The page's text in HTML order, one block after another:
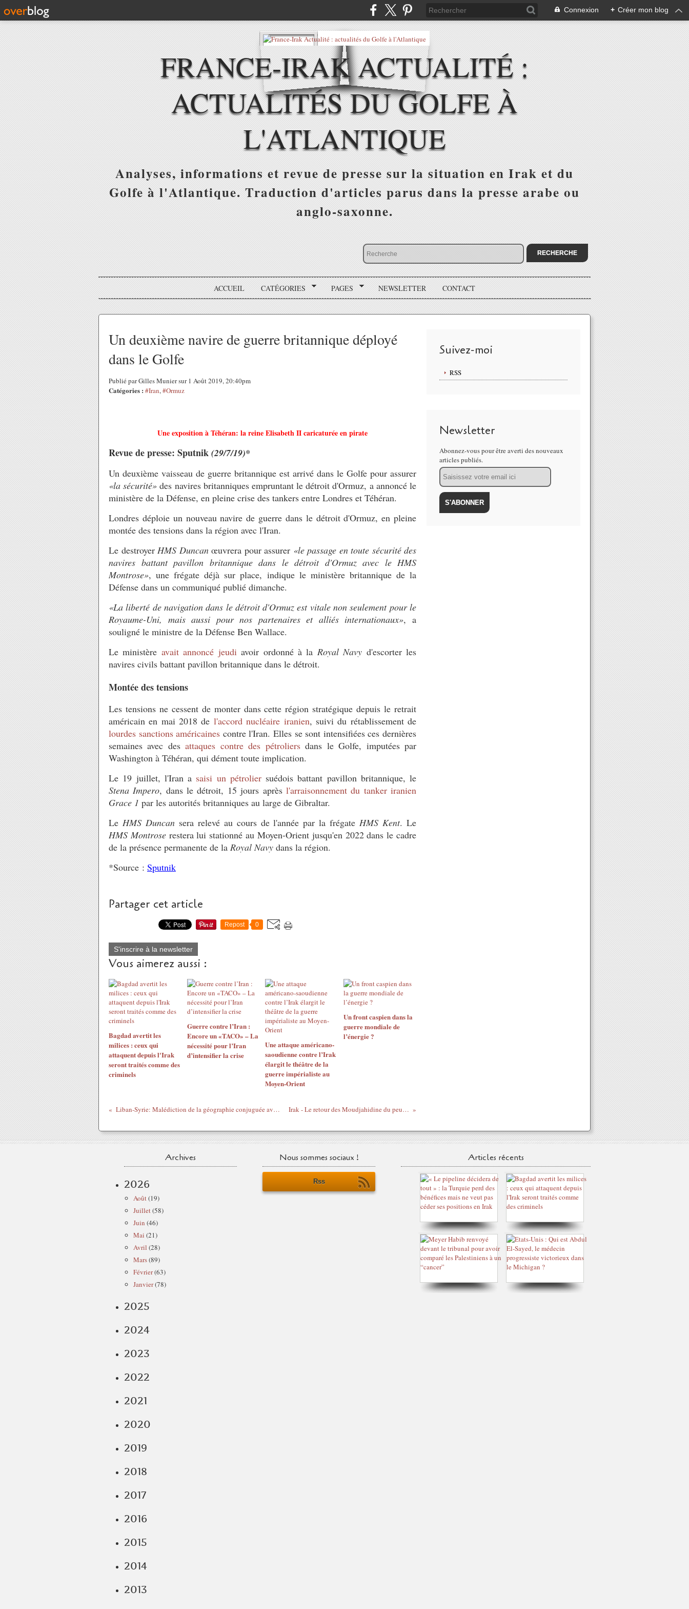
Connexion + Créer mon blog
FRANCE-IRAK ACTUALITÉ :
ACTUALITÉS DU GOLFE À
L'ATLANTIQUE
Analyses, informations et revue de presse sur la situation en Irak et du
Golfe à l'Atlantique. Traduction d'articles parus dans la presse arabe ou
anglo-saxonne.
ACCUEIL CATÉGORIES PAGES NEWSLETTER CONTACT
Un deuxième navire de guerre britannique déployé
dans le Golfe
Publié par Gilles Munier sur 1 Août 2019, 20:40pm
Catégories : #Iran,#Ormuz
Une exposition à Téhéran: la reine Elisabeth II caricaturée en pirate
Revue de presse: Sputnik (29/7/19)*
Un deuxième vaisseau de guerre britannique est arrivé dans le Golfe pour assurer
«la sécurité» des navires britanniques empruntant le détroit d'Ormuz, a annoncé le
ministère de la Défense, en pleine crise des tankers entre Londres et Téhéran.
Londres déploie un nouveau navire de guerre dans le détroit d'Ormuz, en pleine
montée des tensions dans la région avec l'Iran.
Le destroyer HMS Duncanœuvrera pour assurer «le passage en toute sécurité des
navires battant pavillon britannique dans le détroit d'Ormuz avec le HMS
Montrose», une frégate déjà sur place, indique le ministère britannique de la
Défense dans un communiqué publié dimanche.
«La liberté de navigation dans le détroit d'Ormuz est vitale non seulement pour le
Royaume-Uni, mais aussi pour nos partenaires et alliés internationaux», a
souligné le ministre de la Défense Ben Wallace.
Le ministère avait annoncé jeudiavoir ordonné à la Royal Navy d'escorter les
navires civils battant pavillon britannique dans le détroit.
Montée des tensions
Les tensions ne cessent de monter dans cette région stratégique depuis le retrait
américain en mai 2018 de l'accord nucléaire iranien, suivi du rétablissement de
lourdes sanctions américaines contre l'Iran. Elles se sont intensifiées ces dernières
semaines avec desattaques contre des pétroliersdans le Golfe, imputées par
Washington à Téhéran, qui dément toute implication.
Le 19 juillet, l'Iran a saisi un pétroliersuédois battant pavillon britannique, le
Stena Impero, dans le détroit, 15 jours après l'arraisonnement du tanker iranien
Grace 1 par les autorités britanniques au large de Gibraltar.
Le HMS Duncan sera relevé au cours de l'année par la frégateHMS Kent. Le
HMS Montroserestera lui stationné au Moyen-Orient jusqu'en 2022 dans le cadre
de la présence permanente de la Royal Navy dans la région.
*Source : Sputnik
Partager cet article
Repost 0
S'inscrire à la newsletter
Vous aimerez aussi :
Bagdad avertit les
milices : ceux qui
attaquent depuis l'Irak
seront traités comme des
criminels
Guerre contre l’Iran :
Encore un «TACO» – La
nécessité pour l’Iran
d’intensifier la crise
Une attaque américano-
saoudienne contre l’Irak
élargit le théâtre de la
guerre impérialiste au
Moyen-Orient
Un front caspien dans la
guerre mondiale de
l’énergie ?
Liban-Syrie: Malédiction de la géographie conjuguée avec la richesse? Irak - Le retour des Moudjahidine du peuple iranien
Suivez-moi
RSS
Newsletter
Abonnez-vous pour être averti des nouveaux
articles publiés.
Email
Archives
2026
Août(19)
Juillet(58)
Juin (46)
Mai (21)
Avril (28)
Mars(89)
Février(63)
Janvier(78)
2025
2024
2023
2022
2021
2020
2019
2018
2017
2016
2015
2014
2013
Nous sommes sociaux !
Rss
Articles récents